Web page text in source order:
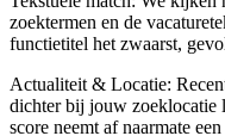
zoektermen en de
functietitel het zwaarst,
Actualiteit & Locatie:
dichter bij jouw zoeklocatie
score neemt af naarmate